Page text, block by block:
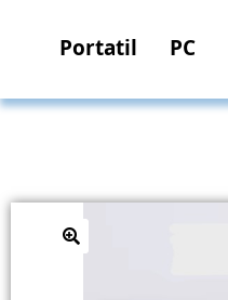
Portatil PC